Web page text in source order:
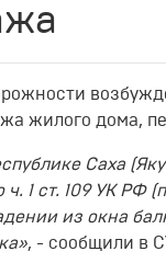
жилого дома,
Саха
1 ст. 109 УК РФ
из окна
, - сообщили в